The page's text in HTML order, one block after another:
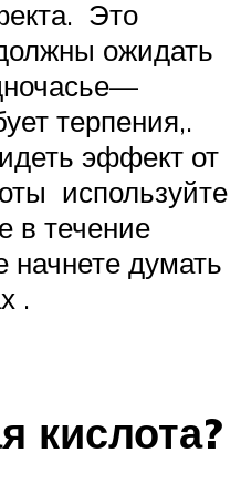
Это
ожидать
терпения,.
эффект от
используйте
в течение
начнете думать
.
кислота?